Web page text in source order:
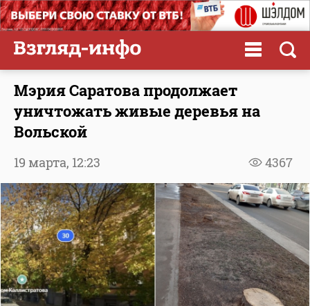
Мэрия Саратова продолжает
уничтожать живые деревья на
Вольской
4367
19 марта, 12:23